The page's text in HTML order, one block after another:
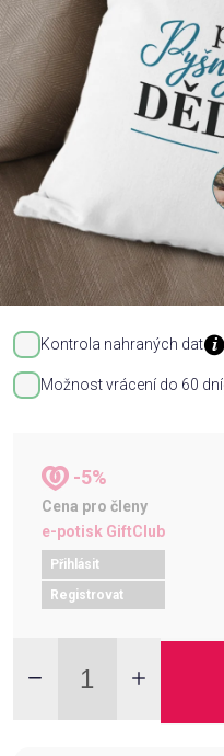
Domácnost
Kolekce
Oblečení
Přihlášení
Kontrola nahraných dat
Možnost vrácení do 60 dní
-5%
Cena pro členy
e-potisk GiftClub
Přihlásit
Registrovat